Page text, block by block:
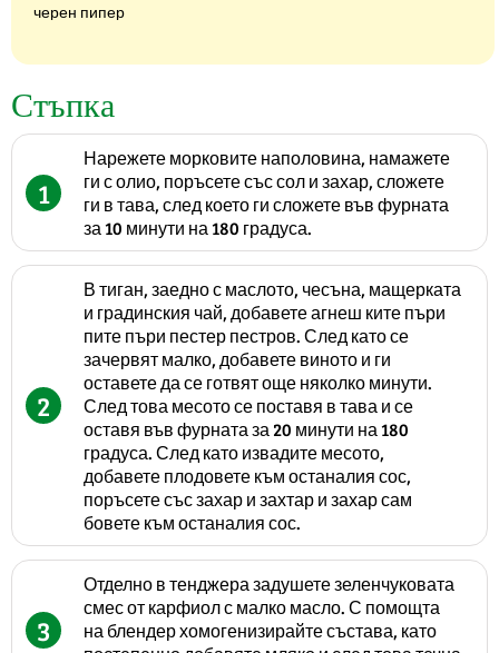
черен пипер
Стъпка
1
Нарежете морковите наполовина, намажете
ги с олио, поръсете със сол и захар, сложете
ги в тава, след което ги сложете във фурната
за 10 минути на 180 градуса.
2
В тиган, заедно с маслото, чесъна, мащерката
и градинския чай, добавете агнеш ките пъри
пите пъри пестер пестров. След като се
зачервят малко, добавете виното и ги
оставете да се готвят още няколко минути.
След това месото се поставя в тава и се
оставя във фурната за 20 минути на 180
градуса. След като извадите месото,
добавете плодовете към останалия сос,
поръсете със захар и захтар и захар сам
бовете към останалия сос.
3
Отделно в тенджера задушете зеленчуковата
смес от карфиол с малко масло. С помощта
на блендер хомогенизирайте състава, като